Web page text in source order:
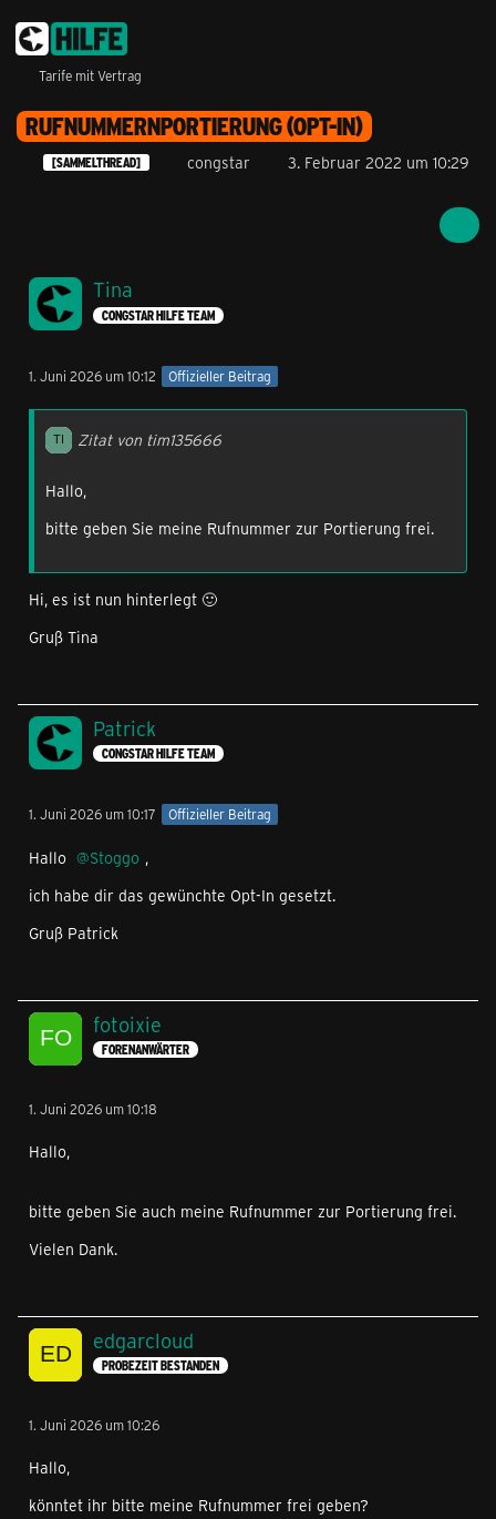
Tarife mit Vertrag
RUFNUMMERNPORTIERUNG (OPT-IN)
[SAMMELTHREAD] congstar 3. Februar 2022 um 10:29
Tina
CONGSTAR HILFE TEAM
1. Juni 2026 um 10:12 Offizieller Beitrag
Zitat von tim135666
Hallo,
bitte geben Sie meine Rufnummer zur Portierung frei.
Hi, es ist nun hinterlegt 🙂
Gruß Tina
Patrick
CONGSTAR HILFE TEAM
1. Juni 2026 um 10:17 Offizieller Beitrag
Hallo Stoggo ,
ich habe dir das gewünchte Opt-In gesetzt.
Gruß Patrick
fotoixie
FORENANWÄRTER
1. Juni 2026 um 10:18
Hallo,
bitte geben Sie auch meine Rufnummer zur Portierung frei.
Vielen Dank.
edgarcloud
PROBEZEIT BESTANDEN
1. Juni 2026 um 10:26
Hallo,
könntet ihr bitte meine Rufnummer frei geben?